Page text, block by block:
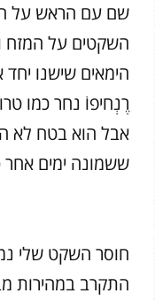
שם עם הראש על
השקטים על המזח
הימאים שישנו יחד
רֶנְחיפוֹ נחר כמו
אבל הוא בטח לא
ששמונה ימים אחר
חוסר השקט שלי
התקרב במהירות